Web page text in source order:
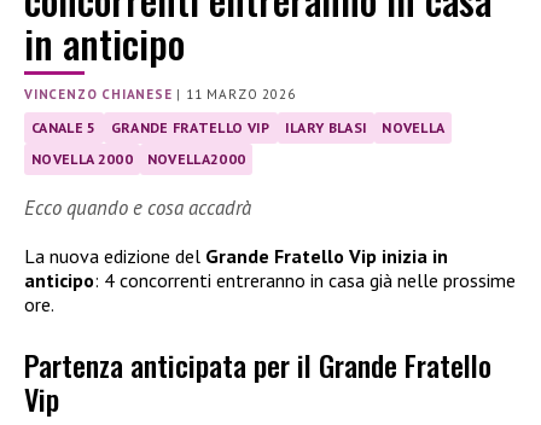
in anticipo
VINCENZO CHIANESE | 11 MARZO 2026
CANALE 5 GRANDE FRATELLO VIP ILARY BLASI
NOVELLA
NOVELLA 2000
NOVELLA2000
Ecco quando e cosa accadrà
La nuova edizione del Grande Fratello Vip inizia in
anticipo: 4 concorrenti entreranno in casa già nelle prossime
ore.
Partenza anticipata per il Grande Fratello
Vip